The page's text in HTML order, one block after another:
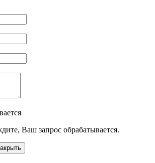
Ваш запрос обрабатывается.